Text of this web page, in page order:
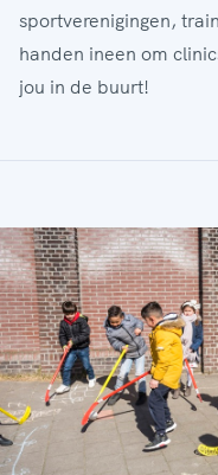
sportverenigingen,
handen ineen om
jou in de buurt!